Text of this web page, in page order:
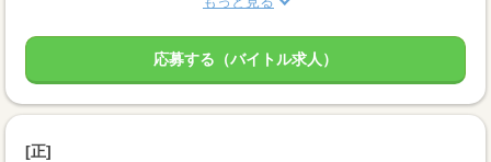
応募する（バイトル求人）
[正]